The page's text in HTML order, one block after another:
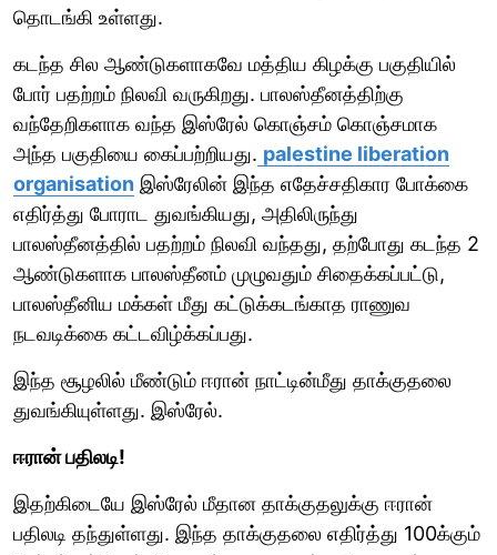
தொடங்கி உள்ளது.
கடந்த சில ஆண்டுகளாகவே மத்திய கிழக்கு பகுதியில்
போர் பதற்றம் நிலவி வருகிறது. பாலஸ்தீனத்திற்கு
வந்தேறிகளாக வந்த இஸ்ரேல் கொஞ்சம் கொஞ்சமாக
அந்த பகுதியை கைப்பற்றியது. palestine liberation
organisation இஸ்ரேலின் இந்த எதேச்சதிகார போக்கை
எதிர்த்து போராட துவங்கியது, அதிலிருந்து
பாலஸ்தீனத்தில் பதற்றம் நிலவி வந்தது, தற்போது கடந்த 2
ஆண்டுகளாக பாலஸ்தீனம் முழுவதும் சிதைக்கப்பட்டு,
பாலஸ்தீனிய மக்கள் மீது கட்டுக்கடங்காத ராணுவ
நடவடிக்கை கட்டவிழ்க்கப்பது.
இந்த சூழலில் மீண்டும் ஈரான் நாட்டின்மீது தாக்குதலை
துவங்கியுள்ளது. இஸ்ரேல்.
ஈரான் பதிலடி!
இதற்கிடையே இஸ்ரேல் மீதான தாக்குதலுக்கு ஈரான்
பதிலடி தந்துள்ளது. இந்த தாக்குதலை எதிர்த்து 100க்கும்